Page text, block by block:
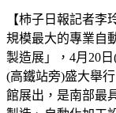
【柿子日報記者
規模最大的專業自
製造展」，4月20
(高鐵站旁)盛大舉
館展出，是南部最